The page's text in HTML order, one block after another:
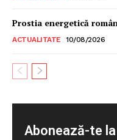
Prostia energetică
ACTUALITATE 10/08/2026
Abonează-te